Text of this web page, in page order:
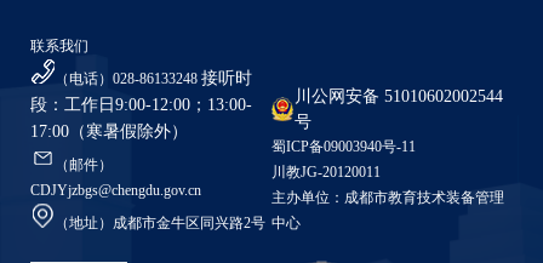
联系我们
（电话）028-86133248 接听时
段：工作日9:00-12:00；13:00-
17:00（寒暑假除外）
（邮件）
CDJYjzbgs@chengdu.gov.cn
（地址）成都市金牛区同兴路2号
川公网安备 51010602002544
号
蜀ICP备09003940号-11
川教JG-20120011
主办单位：成都市教育技术装备管理
中心